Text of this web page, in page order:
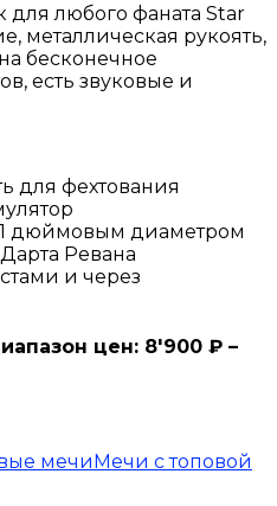
любого фаната Star
металлическая рукоять,
бесконечное
есть звуковые и
для фехтования
дюймовым диаметром
Ревана
и через
цен: 8'900 ₽ –
мечи Мечи с топовой